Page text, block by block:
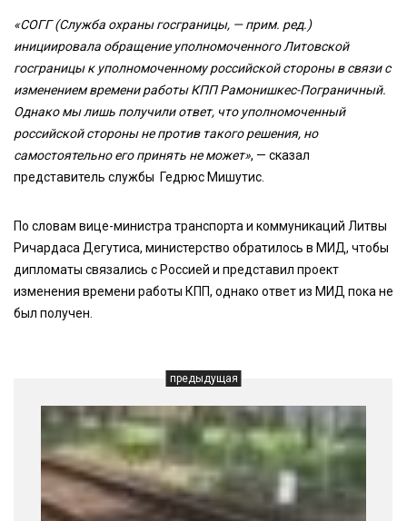
«СОГГ (Служба охраны госграницы, — прим. ред.)
инициировала обращение уполномоченного Литовской
госграницы к уполномоченному российской стороны в связи с
изменением времени работы КПП Рамонишкес-Пограничный.
Однако мы лишь получили ответ, что уполномоченный
российской стороны не против такого решения, но
самостоятельно его принять не может», — сказал
представитель службы Гедрюс Мишутис.
По словам вице-министра транспорта и коммуникаций Литвы
Ричардаса Дегутиса, министерство обратилось в МИД, чтобы
дипломаты связались с Россией и представил проект
изменения времени работы КПП, однако ответ из МИД пока не
был получен.
предыдущая